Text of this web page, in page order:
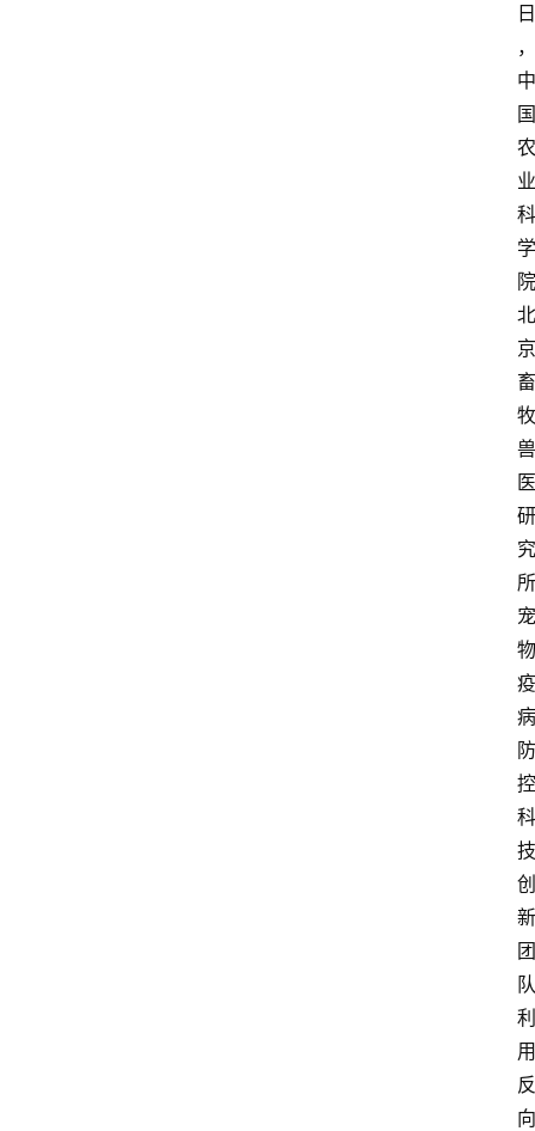
日
，
中
国
农
业
科
学
院
北
京
畜
牧
兽
医
研
究
所
宠
物
疫
病
防
控
科
技
创
新
团
队
利
用
反
向